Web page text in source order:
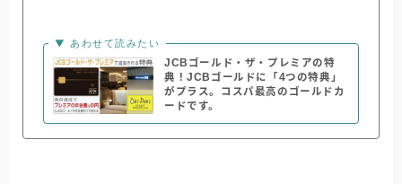
▼ あわせて読みたい
JCBゴールド・ザ・プレミアの特
典！JCBゴールドに「4つの特典」
がプラス。コスパ最高のゴールドカ
ードです。